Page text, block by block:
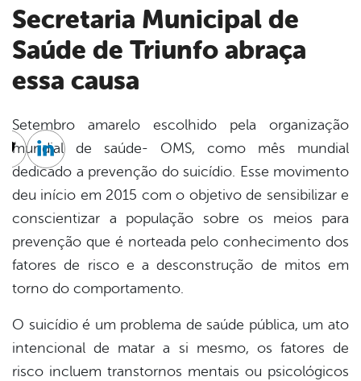
Secretaria Municipal de
Saúde de Triunfo abraça
essa causa
Setembro amarelo escolhido pela organização
mundial de saúde- OMS, como mês mundial
dedicado a prevenção do suicídio. Esse movimento
deu início em 2015 com o objetivo de sensibilizar e
conscientizar a população sobre os meios para
prevenção que é norteada pelo conhecimento dos
fatores de risco e a desconstrução de mitos em
torno do comportamento.
O suicídio é um problema de saúde pública, um ato
intencional de matar a si mesmo, os fatores de
risco incluem transtornos mentais ou psicológicos
Twitter
Linkedin